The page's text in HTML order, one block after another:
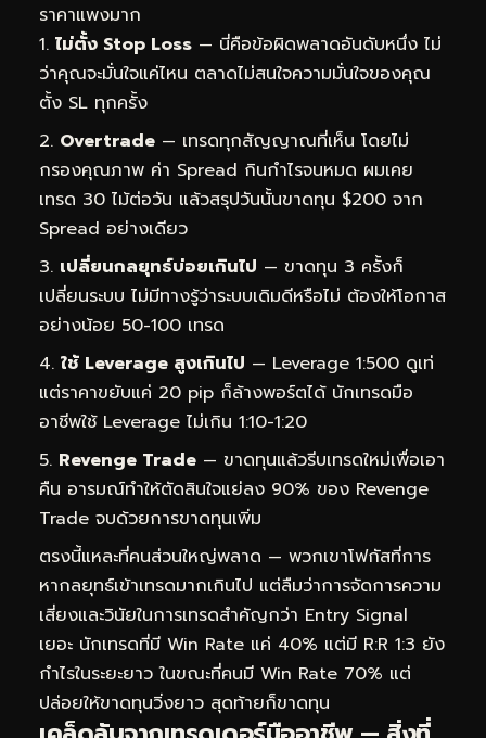
ราคาแพงมาก
ไม่ตั้ง Stop Loss — นี่คือข้อผิดพลาดอันดับหนึ่ง ไม่
ว่าคุณจะมั่นใจแค่ไหน ตลาดไม่สนใจความมั่นใจของคุณ
ตั้ง SL ทุกครั้ง
Overtrade — เทรดทุกสัญญาณที่เห็น โดยไม่
กรองคุณภาพ ค่า Spread กินกำไรจนหมด ผมเคย
เทรด 30 ไม้ต่อวัน แล้วสรุปวันนั้นขาดทุน $200 จาก
Spread อย่างเดียว
เปลี่ยนกลยุทธ์บ่อยเกินไป — ขาดทุน 3 ครั้งก็
เปลี่ยนระบบ ไม่มีทางรู้ว่าระบบเดิมดีหรือไม่ ต้องให้โอกาส
อย่างน้อย 50-100 เทรด
ใช้ Leverage สูงเกินไป — Leverage 1:500 ดูเท่
แต่ราคาขยับแค่ 20 pip ก็ล้างพอร์ตได้ นักเทรดมือ
อาชีพใช้ Leverage ไม่เกิน 1:10-1:20
Revenge Trade — ขาดทุนแล้วรีบเทรดใหม่เพื่อเอา
คืน อารมณ์ทำให้ตัดสินใจแย่ลง 90% ของ Revenge
Trade จบด้วยการขาดทุนเพิ่ม
ตรงนี้แหละที่คนส่วนใหญ่พลาด — พวกเขาโฟกัสที่การ
หากลยุทธ์เข้าเทรดมากเกินไป แต่ลืมว่าการจัดการความ
เสี่ยงและวินัยในการเทรดสำคัญกว่า Entry Signal
เยอะ นักเทรดที่มี Win Rate แค่ 40% แต่มี R:R 1:3 ยัง
กำไรในระยะยาว ในขณะที่คนมี Win Rate 70% แต่
ปล่อยให้ขาดทุนวิ่งยาว สุดท้ายก็ขาดทุน